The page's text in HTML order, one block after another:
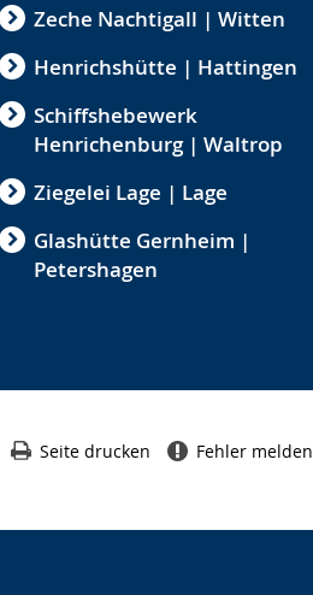
Zeche Nachtigall | Witten
Henrichshütte | Hattingen
Schiffshebewerk
Henrichenburg | Waltrop
Ziegelei Lage | Lage
Glashütte Gernheim |
Petershagen
Seite drucken Fehler melden